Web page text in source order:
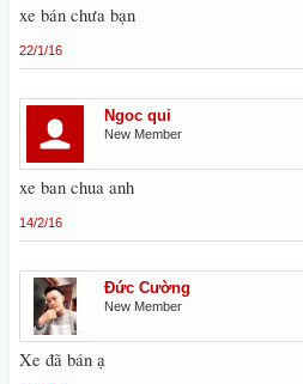
xe bán chưa bạn
22/1/16
Ngoc qui
New Member
xe ban chua anh
14/2/16
Đức Cường
New Member
Xe đã bán ạ